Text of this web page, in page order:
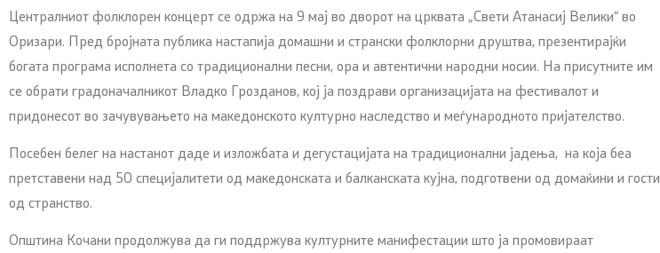
Централниот фолклорен концерт се одржа на 9 мај во дворот на црквата „Свети Атанасиј Велики“ во
Оризари. Пред бројната публика настапија домашни и странски фолклорни друштва, презентирајќи
богата програма исполнета со традиционални песни, ора и автентични народни носии. На присутните им
се обрати градоначалникот Владко Грозданов, кој ја поздрави организацијата на фестивалот и
придонесот во зачувувањето на македонското културно наследство и меѓународното пријателство.
Посебен белег на настанот даде и изложбата и дегустацијата на традиционални јадења, на која беа
претставени над 50 специјалитети од македонската и балканската кујна, подготвени од домаќини и гости
од странство.
Општина Кочани продолжува да ги поддржува културните манифестации што ја промовираат